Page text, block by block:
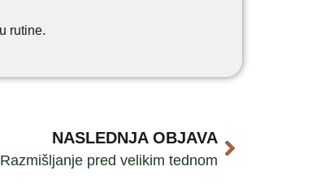
rutine.
NASLEDNJA OBJAVA
Razmišljanje pred velikim tednom